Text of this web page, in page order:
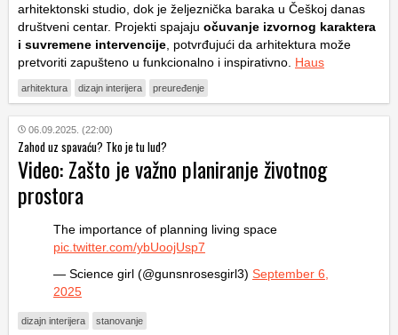
arhitektonski studio, dok je željeznička baraka u Češkoj danas
društveni centar. Projekti spajaju očuvanje izvornog karaktera
i suvremene intervencije, potvrđujući da arhitektura može
pretvoriti zapušteno u funkcionalno i inspirativno. Haus
arhitektura dizajn interijera preuređenje
06.09.2025. (22:00)
Zahod uz spavaću? Tko je tu lud?
Video: Zašto je važno planiranje životnog
prostora
The importance of planning living space
pic.twitter.com/ybUoojUsp7
— Science girl (@gunsnrosesgirl3) September 6,
2025
dizajn interijera stanovanje